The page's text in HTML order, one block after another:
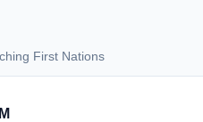
First Nations
First Nations